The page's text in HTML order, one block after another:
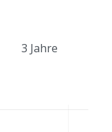
3 Jahre